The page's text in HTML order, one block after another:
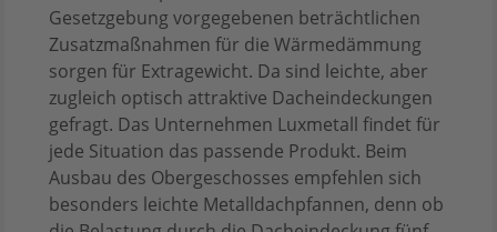
Gesetzgebung vorgegebenen beträchtlichen
Zusatzmaßnahmen für die Wärmedämmung
sorgen für Extragewicht. Da sind leichte, aber
zugleich optisch attraktive Dacheindeckungen
gefragt. Das Unternehmen Luxmetall findet für
jede Situation das passende Produkt. Beim
Ausbau des Obergeschosses empfehlen sich
besonders leichte Metalldachpfannen, denn ob